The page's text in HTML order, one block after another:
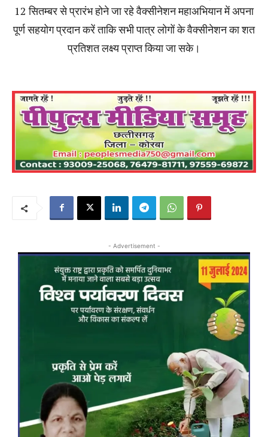
12 सितम्बर से प्रारंभ होने जा रहे वैक्सीनेशन महाअभियान में अपना
पूर्ण सहयोग प्रदान करें ताकि सभी पात्र लोगों के वैक्सीनेशन का शत
प्रतिशत लक्ष्य प्राप्त किया जा सके।
- Advertisement -